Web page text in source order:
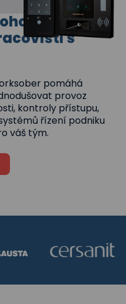
s
pomáhá
provoz
kontroly přístupu,
řízení podniku
váš tým.